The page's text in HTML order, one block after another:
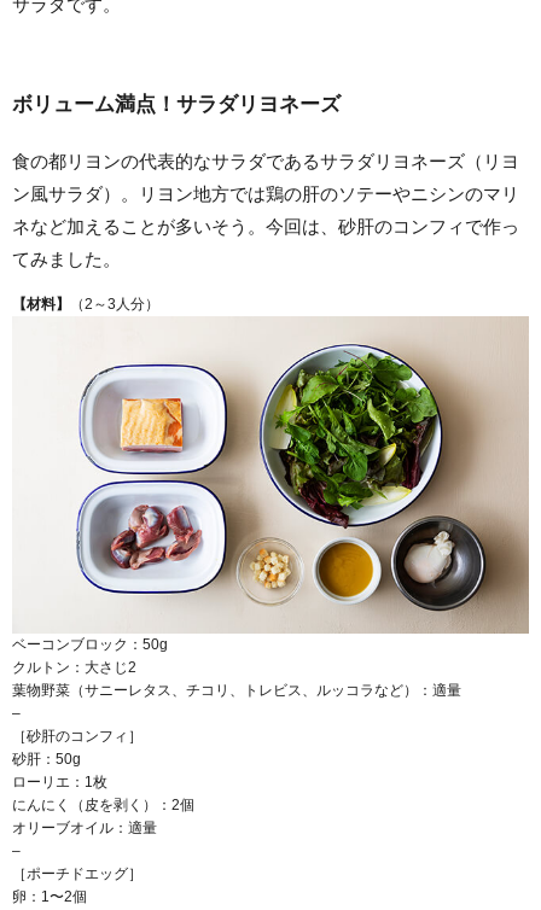
ボリューム満点！サラダリヨネーズ
食の都リヨンの代表的なサラダであるサラダリヨネーズ（リヨ
ン風サラダ）。リヨン地方では鶏の肝のソテーやニシンのマリ
ネなど加えることが多いそう。今回は、砂肝のコンフィで作っ
てみました。
【材料】 （2～3人分）
ベーコンブロック：50g
クルトン：大さじ2
葉物野菜（サニーレタス、チコリ、トレビス、ルッコラなど）：適量
–
［砂肝のコンフィ］
砂肝：50g
ローリエ：1枚
にんにく（皮を剥く）：2個
オリーブオイル：適量
–
［ポーチドエッグ］
卵：1〜2個